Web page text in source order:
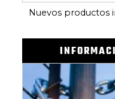
Nuevos productos